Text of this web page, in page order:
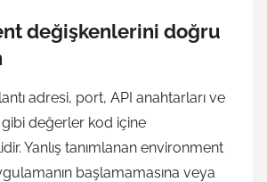
değişkenlerini doğru
adresi, port, API anahtarları ve
değerler kod içine
Yanlış tanımlanan environment
başlamamasına veya